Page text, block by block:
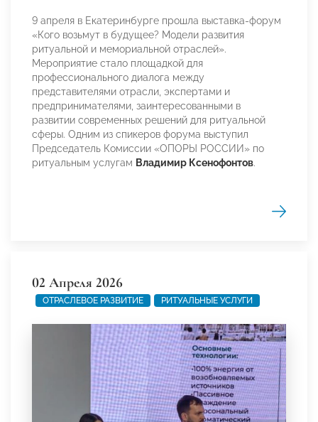
9 апреля в Екатеринбурге прошла выставка-форум
«Кого возьмут в будущее? Модели развития
ритуальной и мемориальной отраслей».
Мероприятие стало площадкой для
профессионального диалога между
представителями отрасли, экспертами и
предпринимателями, заинтересованными в
развитии современных решений для ритуальной
сферы. Одним из спикеров форума выступил
Председатель Комиссии «ОПОРЫ РОССИИ» по
ритуальным услугам Владимир Ксенофонтов.
02 Апреля 2026
ОТРАСЛЕВОЕ РАЗВИТИЕ РИТУАЛЬНЫЕ УСЛУГИ